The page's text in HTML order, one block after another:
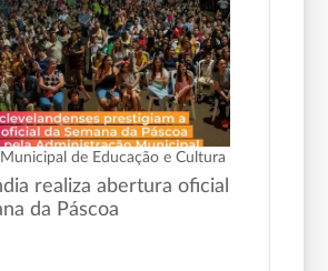
de Educação e Cultura
realiza abertura oficial
da Páscoa